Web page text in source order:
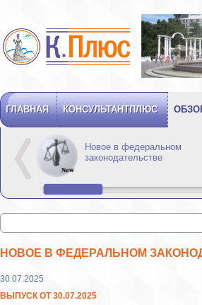
ГЛАВНАЯ КОНСУЛЬТАНТПЛЮС
Новое в федеральном
законодательстве
НОВОЕ В ФЕДЕРАЛЬНОМ
30.07.2025
ВЫПУСК ОТ 30.07.2025